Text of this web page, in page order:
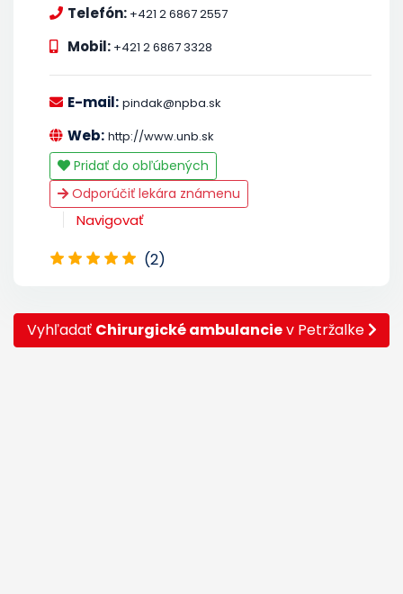
Telefón: +421 2 6867 2557
Mobil: +421 2 6867 3328
E-mail: pindak@npba.sk
Web: http://www.unb.sk
Pridať do obľúbených
Odporúčiť lekára známenu
Navigovať
(2)
Vyhľadať Chirurgické ambulanciev Petržalke